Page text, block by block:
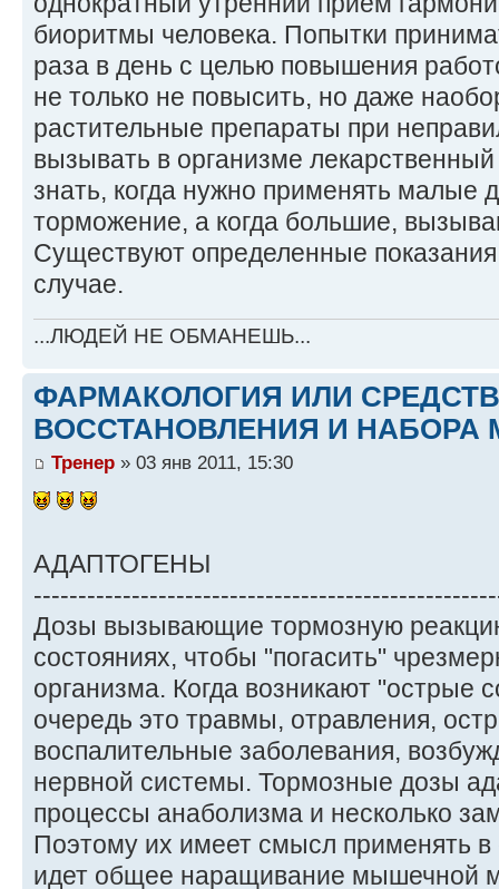
биоритмы человека. Попытки
раза в день с целью повышения
не только не повысить, но даже
растительные препараты при
вызывать в организме
знать, когда нужно применять
торможение, а когда большие,
Существуют определенные
случае.
...ЛЮДЕЙ НЕ ОБМАНЕШЬ...
ФАРМАКОЛОГИЯ ИЛИ
ВОССТАНОВЛЕНИЯ И НАБОРА
Тренер » 03 янв 2011, 15:30
АДАПТОГЕНЫ
Дозы вызывающие тормозную
состояниях, чтобы "погасить"
организма. Когда возникают "острые
очередь это травмы, отравления,
воспалительные заболевания,
нервной системы. Тормозные дозы
процессы анаболизма и несколько
Поэтому их имеет смысл применять
идет общее наращивание мышечной